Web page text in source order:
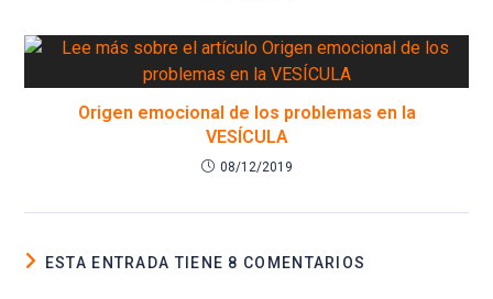
Origen emocional de los problemas en la
VESÍCULA
08/12/2019
ESTA ENTRADA TIENE 8 COMENTARIOS